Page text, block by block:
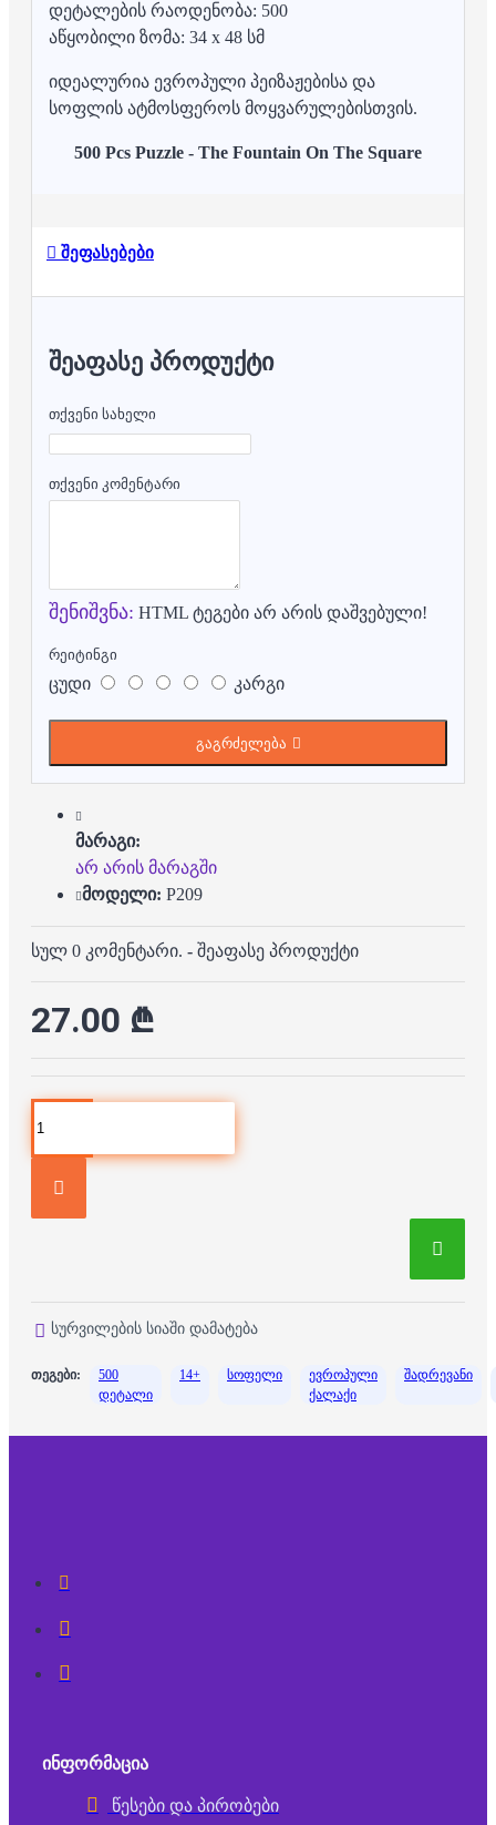
დეტალების რაოდენობა: 500
აწყობილი ზომა: 34 x 48 სმ
იდეალურია ევროპული პეიზაჟებისა და
სოფლის ატმოსფეროს მოყვარულებისთვის.
500 Pcs Puzzle - The Fountain On The Square
შეფასებები
ᲨᲔᲐᲤᲐᲡᲔ ᲞᲠᲝᲓᲣᲥᲢᲘ
თქვენი სახელი
თქვენი კომენტარი
შენიშვნა: HTML ტეგები არ არის დაშვებული!
რეიტინგი
ცუდი კარგი
გაგრძელება
მარაგი:
არ არის მარაგში
მოდელი: P209
სულ 0 კომენტარი. - შეაფასე პროდუქტი
27.00 ₾
სურვილების სიაში დამატება
თეგები:
500
დეტალი
14+ სოფელი
ევროპული
ქალაქი
შადრევანი
ᲘᲜᲤᲝᲠᲛᲐᲪᲘᲐ
წესები და პირობები